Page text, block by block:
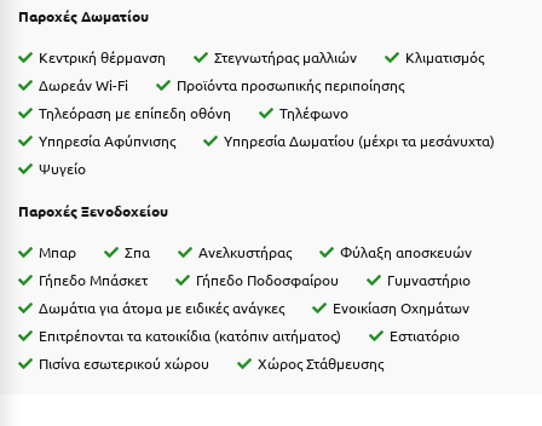
Ιωάννινα
Κ
Καβάλα
Καλάβρυτα
Καλαμάτα
Κάλαμος
Καλαμπάκα
Κάλυμνος
Παροχές Δωματίου
Κεντρική θέρμανση Στεγνωτήρας μαλλιών
Κλιματισμός
Δωρεάν Wi-Fi
Προϊόντα προσωπικής περιποίησης
Τηλεόραση με επίπεδη οθόνη
Τηλέφωνο
Υπηρεσία Αφύπνισης
Υπηρεσία Δωματίου (μέχρι τα μεσάνυχτα)
Ψυγείο
Παροχές Ξενοδοχείου
Μπαρ Σπα Ανελκυστήρας
Φύλαξη αποσκευών
Γήπεδο Μπάσκετ
Γήπεδο Ποδοσφαίρου
Γυμναστήριο
Δωμάτια για άτομα με ειδικές ανάγκες
Ενοικίαση Οχημάτων
Επιτρέπονται τα κατοικίδια (κατόπιν αιτήματος)
Εστιατόριο
Πισίνα εσωτερικού χώρου
Χώρος Στάθμευσης